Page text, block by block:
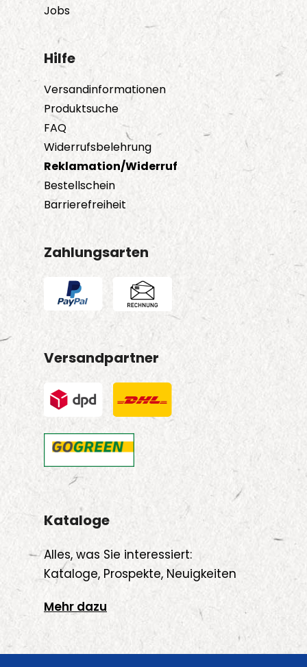
Jobs
Hilfe
Versandinformationen
Produktsuche
FAQ
Widerrufsbelehrung
Reklamation/Widerruf
Bestellschein
Barrierefreiheit
Zahlungsarten
Versandpartner
Kataloge
Alles, was Sie interessiert:
Kataloge, Prospekte, Neuigkeiten
Mehr dazu